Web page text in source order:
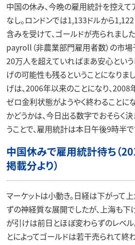
中国の休み、今晩の雇用統計を控えて
なし。ロンドンでは1,133ドルから
含みを受けて、ゴールドが売られまし
payroll（非農業部門雇用者数）の市
20万人を超えていればまあ安心とい
げの可能性も残るということになりま
げは、2006年以来のことになり、
ゼロ金利状態がようやく終わることに
かどうかは、今日出る数字でおそらく決
うことで、雇用統計は本日午後9時半で
中国休みで雇用統計待ち（
掲載分より）
マーケットは小動き。日経は下がって
ずの神経質な展開でしたが、上海も下
が引けは前日とほぼ変わらずのレベル
とによってゴールドは若干売られて終